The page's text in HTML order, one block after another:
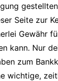
Seite zur
Gewähr
kann. Nur
zum
wichtige,